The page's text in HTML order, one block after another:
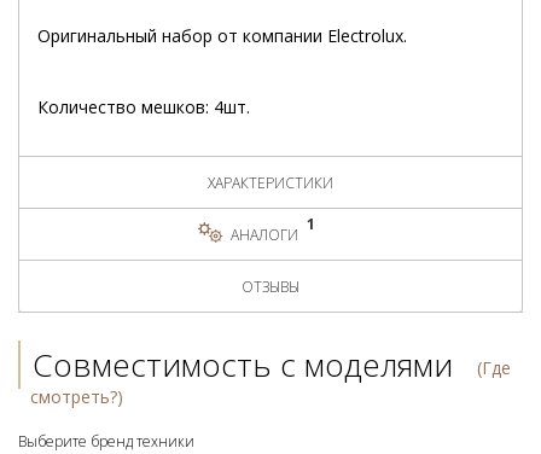
Оригинальный набор от компании Electrolux.
Количество мешков: 4шт.
ХАРАКТЕРИСТИКИ
АНАЛОГИ
1
ОТЗЫВЫ
Совместимость с моделями
(Где
смотреть?)
Выберите бренд техники